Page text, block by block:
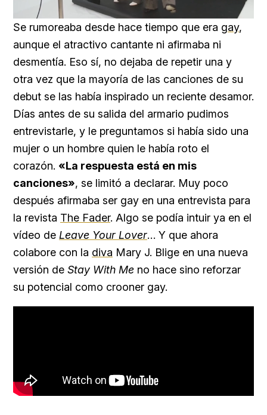
Unmute Loaded:
91.74%
Se rumoreaba desde hace tiempo que era gay,
aunque el atractivo cantante ni afirmaba ni
desmentía. Eso sí, no dejaba de repetir una y
otra vez que la mayoría de las canciones de su
debut se las había inspirado un reciente desamor.
Días antes de su salida del armario pudimos
entrevistarle, y le preguntamos si había sido una
mujer o un hombre quien le había roto el
corazón. «La respuesta está en mis
canciones», se limitó a declarar. Muy poco
después afirmaba ser gay en una entrevista para
la revista The Fader. Algo se podía intuir ya en el
vídeo de Leave Your Lover… Y que ahora
colabore con la diva Mary J. Blige en una nueva
versión de Stay With Me no hace sino reforzar
su potencial como crooner gay.